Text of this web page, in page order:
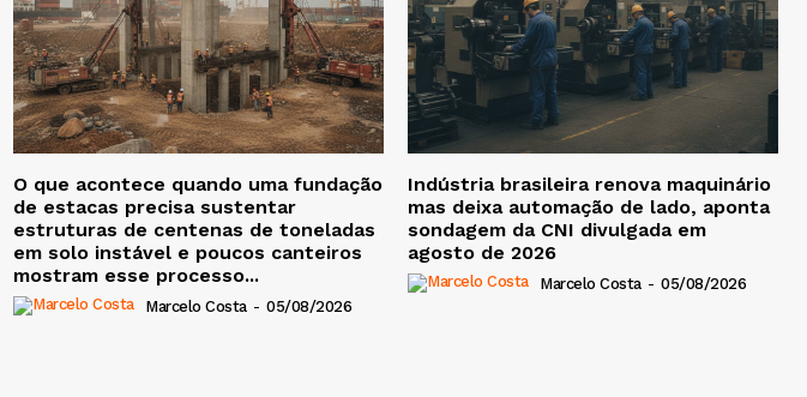
O que acontece quando uma fundação
de estacas precisa sustentar
estruturas de centenas de toneladas
em solo instável e poucos canteiros
mostram esse processo...
Marcelo Costa - 05/08/2026
Indústria brasileira renova maquinário
mas deixa automação de lado, aponta
sondagem da CNI divulgada em
agosto de 2026
Marcelo Costa - 05/08/2026